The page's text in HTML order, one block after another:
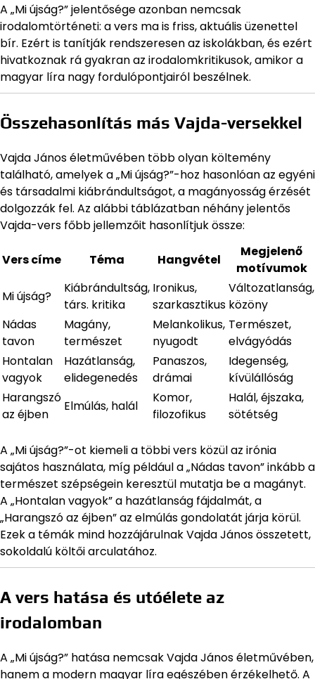
A „Mi újság?” jelentősége azonban nemcsak
irodalomtörténeti: a vers ma is friss, aktuális üzenettel
bír. Ezért is tanítják rendszeresen az iskolákban, és ezért
hivatkoznak rá gyakran az irodalomkritikusok, amikor a
magyar líra nagy fordulópontjairól beszélnek.
Összehasonlítás más Vajda-versekkel
Vajda János életművében több olyan költemény
található, amelyek a „Mi újság?”-hoz hasonlóan az egyéni
és társadalmi kiábrándultságot, a magányosság érzését
dolgozzák fel. Az alábbi táblázatban néhány jelentős
Vajda-vers főbb jellemzőit hasonlítjuk össze:
Vers címe Téma Hangvétel
Megjelenő
motívumok
Mi újság?
Kiábrándultság,
társ. kritika
Ironikus,
szarkasztikus
Változatlanság,
közöny
Nádas
tavon
Magány,
természet
Melankolikus,
nyugodt
Természet,
elvágyódás
Hontalan
vagyok
Hazátlanság,
elidegenedés
Panaszos,
drámai
Idegenség,
kívülállóság
Harangszó
az éjben
Elmúlás, halál
Komor,
filozofikus
Halál, éjszaka,
sötétség
A „Mi újság?”-ot kiemeli a többi vers közül az irónia
sajátos használata, míg például a „Nádas tavon” inkább a
természet szépségein keresztül mutatja be a magányt.
A „Hontalan vagyok” a hazátlanság fájdalmát, a
„Harangszó az éjben” az elmúlás gondolatát járja körül.
Ezek a témák mind hozzájárulnak Vajda János összetett,
sokoldalú költői arculatához.
A vers hatása és utóélete az
irodalomban
A „Mi újság?” hatása nemcsak Vajda János életművében,
hanem a modern magyar líra egészében érzékelhető. A